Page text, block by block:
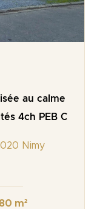
au calme
4ch PEB C
Nimy
m²